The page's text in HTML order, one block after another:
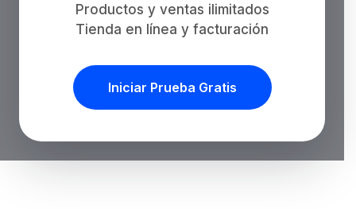
Productos y ventas ilimitados
Tienda en línea y facturación
Iniciar Prueba Gratis